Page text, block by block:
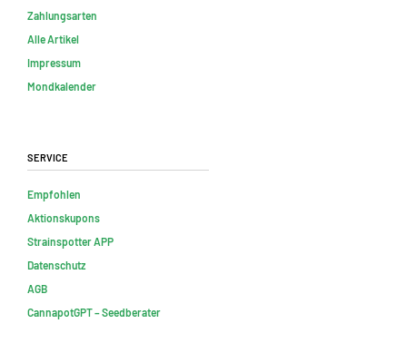
Zahlungsarten
Alle Artikel
Impressum
Mondkalender
Service
Empfohlen
Aktionskupons
Strainspotter APP
Datenschutz
AGB
CannapotGPT – Seedberater